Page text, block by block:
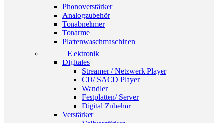
Phonoverstärker
Analogzubehör
Tonabnehmer
Tonarme
Plattenwaschmaschinen
Elektronik
Digitales
Streamer / Netzwerk Player
CD/ SACD Player
Wandler
Festplatten/ Server
Digital Zubehör
Verstärker